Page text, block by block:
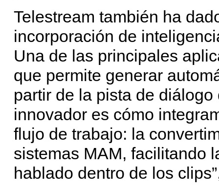
Telestream también ha
incorporación de
Una de las principales
que permite generar
partir de la pista de
innovador es cómo
flujo de trabajo: la
sistemas MAM, facilitando
hablado dentro de los